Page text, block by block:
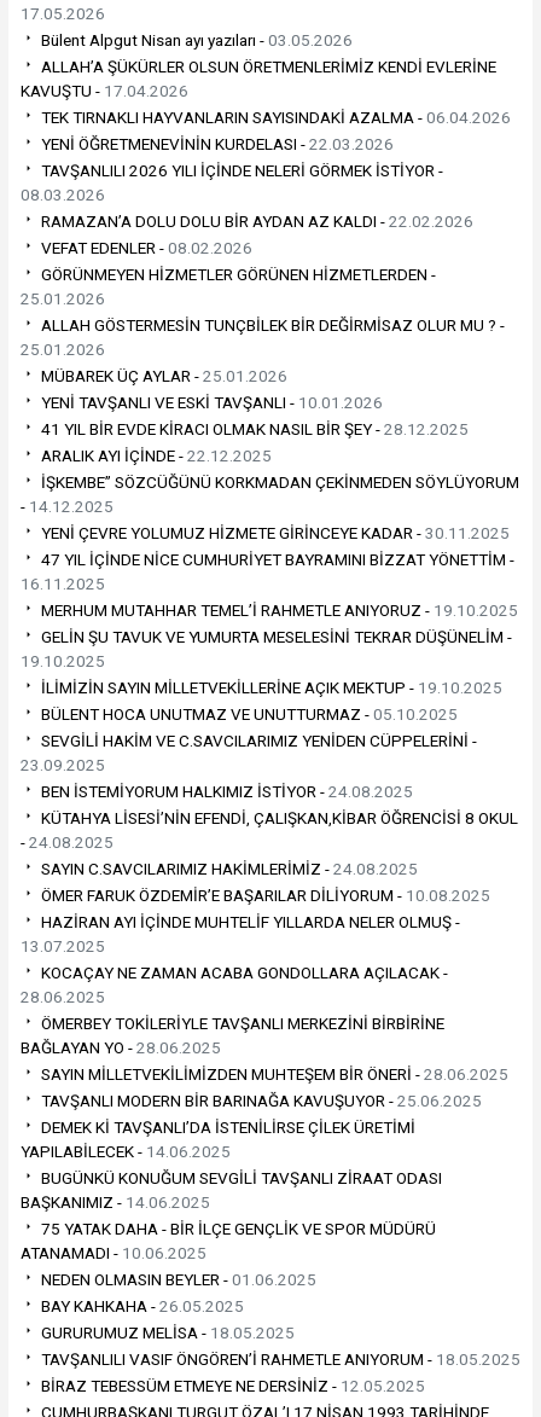
17.05.2026
Bülent Alpgut Nisan ayı yazıları -03.05.2026
ALLAH’A ŞÜKÜRLER OLSUN ÖRETMENLERİMİZ KENDİ EVLERİNE
KAVUŞTU - 17.04.2026
TEK TIRNAKLI HAYVANLARIN SAYISINDAKİ AZALMA -06.04.2026
YENİ ÖĞRETMENEVİNİN KURDELASI -22.03.2026
TAVŞANLILI 2026 YILI İÇİNDE NELERİ GÖRMEK İSTİYOR -
08.03.2026
RAMAZAN’A DOLU DOLU BİR AYDAN AZ KALDI -22.02.2026
VEFAT EDENLER -08.02.2026
GÖRÜNMEYEN HİZMETLER GÖRÜNEN HİZMETLERDEN -
25.01.2026
ALLAH GÖSTERMESİN TUNÇBİLEK BİR DEĞİRMİSAZ OLUR MU ? -
25.01.2026
MÜBAREK ÜÇ AYLAR -25.01.2026
YENİ TAVŞANLI VE ESKİ TAVŞANLI - 10.01.2026
41 YIL BİR EVDE KİRACI OLMAK NASIL BİR ŞEY -28.12.2025
ARALIK AYI İÇİNDE -22.12.2025
İŞKEMBE” SÖZCÜĞÜNÜ KORKMADAN ÇEKİNMEDEN SÖYLÜYORUM
- 14.12.2025
YENİ ÇEVRE YOLUMUZ HİZMETE GİRİNCEYE KADAR -30.11.2025
47 YIL İÇİNDE NİCE CUMHURİYET BAYRAMINI BİZZAT YÖNETTİM -
16.11.2025
MERHUM MUTAHHAR TEMEL’İ RAHMETLE ANIYORUZ - 19.10.2025
GELİN ŞU TAVUK VE YUMURTA MESELESİNİ TEKRAR DÜŞÜNELİM -
19.10.2025
İLİMİZİN SAYIN MİLLETVEKİLLERİNE AÇIK MEKTUP - 19.10.2025
BÜLENT HOCA UNUTMAZ VE UNUTTURMAZ -05.10.2025
SEVGİLİ HAKİM VE C.SAVCILARIMIZ YENİDEN CÜPPELERİNİ -
23.09.2025
BEN İSTEMİYORUM HALKIMIZ İSTİYOR -24.08.2025
KÜTAHYA LİSESİ’NİN EFENDİ, ÇALIŞKAN,KİBAR ÖĞRENCİSİ 8 OKUL
-24.08.2025
SAYIN C.SAVCILARIMIZ HAKİMLERİMİZ -24.08.2025
ÖMER FARUK ÖZDEMİR’E BAŞARILAR DİLİYORUM - 10.08.2025
HAZİRAN AYI İÇİNDE MUHTELİF YILLARDA NELER OLMUŞ -
13.07.2025
KOCAÇAY NE ZAMAN ACABA GONDOLLARA AÇILACAK -
28.06.2025
ÖMERBEY TOKİLERİYLE TAVŞANLI MERKEZİNİ BİRBİRİNE
BAĞLAYAN YO -28.06.2025
SAYIN MİLLETVEKİLİMİZDEN MUHTEŞEM BİR ÖNERİ -28.06.2025
TAVŞANLI MODERN BİR BARINAĞA KAVUŞUYOR -25.06.2025
DEMEK Kİ TAVŞANLI’DA İSTENİLİRSE ÇİLEK ÜRETİMİ
YAPILABİLECEK - 14.06.2025
BUGÜNKÜ KONUĞUM SEVGİLİ TAVŞANLI ZİRAAT ODASI
BAŞKANIMIZ - 14.06.2025
75 YATAK DAHA - BİR İLÇE GENÇLİK VE SPOR MÜDÜRÜ
ATANAMADI - 10.06.2025
NEDEN OLMASIN BEYLER -01.06.2025
BAY KAHKAHA -26.05.2025
GURURUMUZ MELİSA - 18.05.2025
TAVŞANLILI VASIF ÖNGÖREN’İ RAHMETLE ANIYORUM - 18.05.2025
BİRAZ TEBESSÜM ETMEYE NE DERSİNİZ - 12.05.2025
CUMHURBAŞKANI TURGUT ÖZAL’I 17 NİSAN 1993 TARİHİNDE